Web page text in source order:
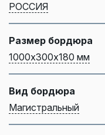
РОССИЯ
Размер бордюра
1000х300х180 мм
Вид бордюра
Магистральный